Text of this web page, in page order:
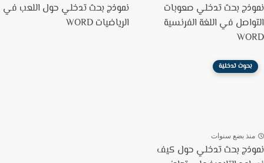
بحث تدخلي صعوبات
في اللغة الفرنسية
نموذج بحث تدخلي حول اللعب في
الرياضيات WORD
بحوث تدخلية
بضع سنوات
بحث تدخلي حول كيف